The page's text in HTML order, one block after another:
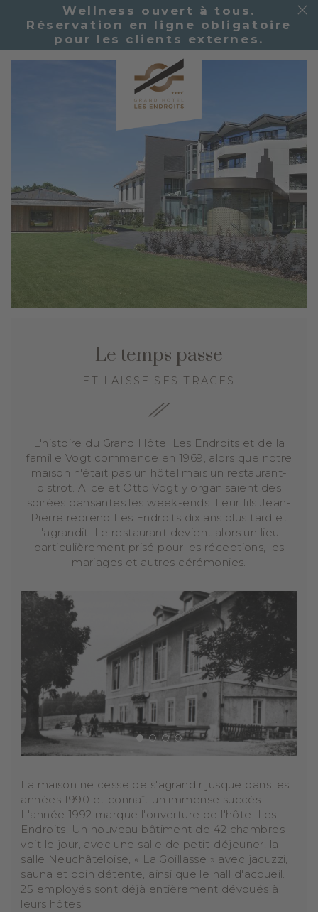
Wellness ouvert à tous.
Réservation en ligne obligatoire
pour les clients externes.
Le temps passe
ET LAISSE SES TRACES
L'histoire du Grand Hôtel Les Endroits et de la
famille Vogt commence en 1969, alors que notre
maison n'était pas un hôtel mais un restaurant-
bistrot. Alice et Otto Vogt y organisaient des
soirées dansantes les week-ends. Leur fils Jean-
Pierre reprend Les Endroits dix ans plus tard et
l'agrandit. Le restaurant devient alors un lieu
particulièrement prisé pour les réceptions, les
mariages et autres cérémonies.
La maison ne cesse de s'agrandir jusque dans les
années 1990 et connaît un immense succès.
L'année 1992 marque l'ouverture de l'hôtel Les
Endroits. Un nouveau bâtiment de 42 chambres
voit le jour, avec une salle de petit-déjeuner, la
salle Neuchâteloise, « La Goillasse » avec jacuzzi,
sauna et coin détente, ainsi que le hall d'accueil.
25 employés sont déjà entièrement dévoués à
leurs hôtes.